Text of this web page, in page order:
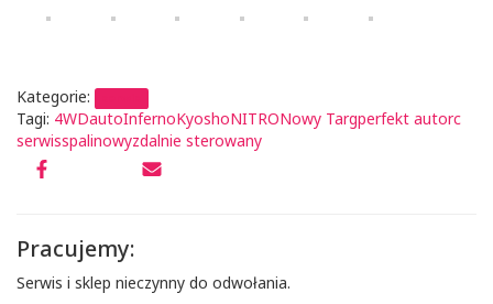
Kategorie:
Tagi: 4WDautoInfernoKyoshoNITRONowy Targperfekt autorc
serwisspalinowyzdalnie sterowany
Pracujemy:
Serwis i sklep nieczynny do odwołania.